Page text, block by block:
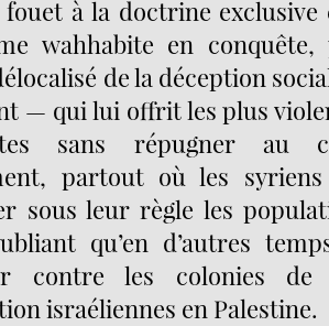
à la doctrine
wahhabite en
de la déception
— qui lui offrit les plus
sans répugner au
partout où les
sous leur règle les
qu’en d’autres
contre les colonies de
israéliennes en Palestine.